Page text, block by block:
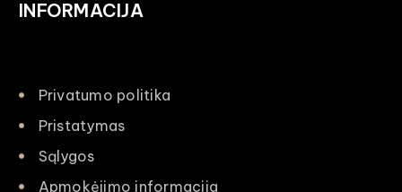
INFORMACIJA
Privatumo politika
Pristatymas
Sąlygos
Apmokėjimo informacija